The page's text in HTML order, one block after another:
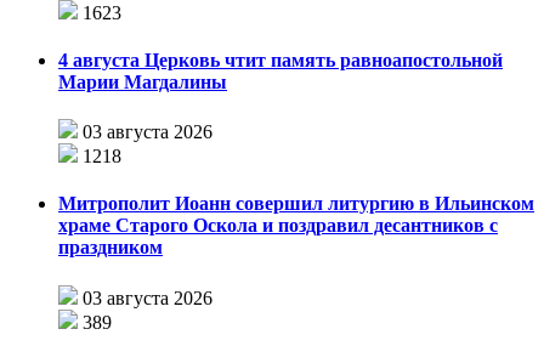
1623
4 августа Церковь чтит память равноапостольной
Марии Магдалины
03 августа 2026
1218
Митрополит Иоанн совершил литургию в Ильинском
храме Старого Оскола и поздравил десантников с
праздником
03 августа 2026
389